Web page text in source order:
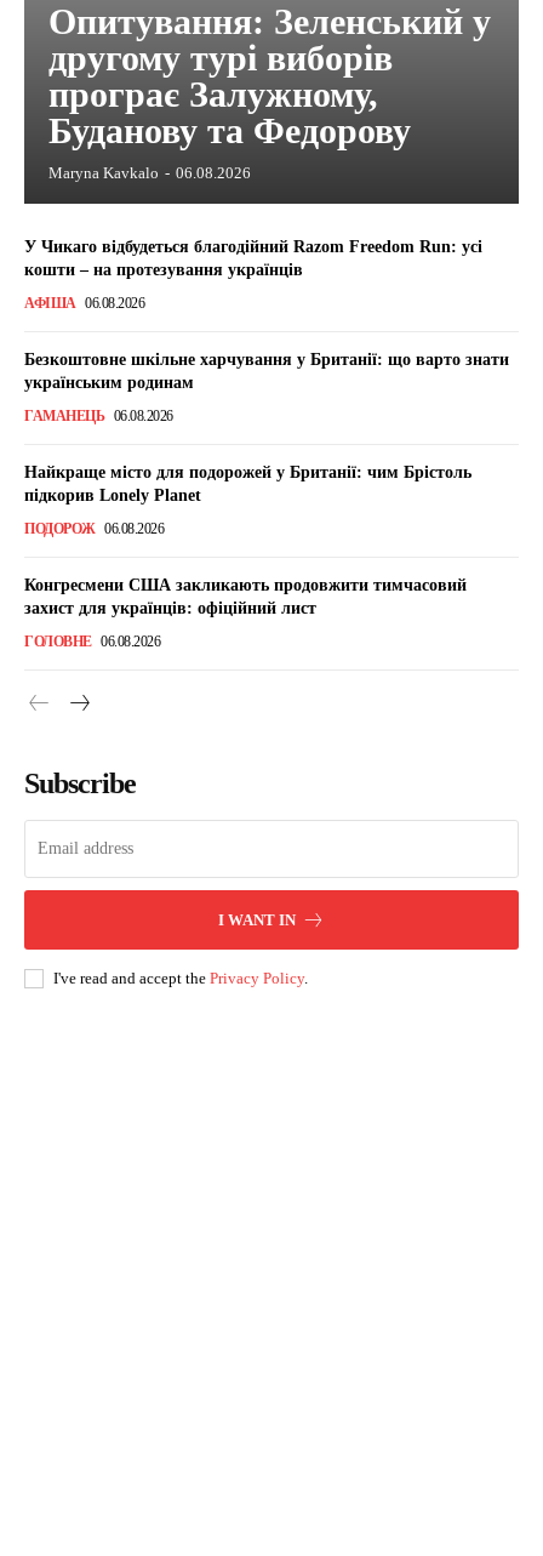
Опитування: Зеленський у
другому турі виборів
програє Залужному,
Буданову та Федорову
Maryna Kavkalo - 06.08.2026
У Чикаго відбудеться благодійний Razom Freedom Run: усі
кошти – на протезування українців
АФІША 06.08.2026
Безкоштовне шкільне харчування у Британії: що варто знати
українським родинам
ГАМАНЕЦЬ 06.08.2026
Найкраще місто для подорожей у Британії: чим Брістоль
підкорив Lonely Planet
ПОДОРОЖ 06.08.2026
Конгресмени США закликають продовжити тимчасовий
захист для українців: офіційний лист
ГОЛОВНЕ 06.08.2026
Subscribe
I WANT IN
I've read and accept the Privacy Policy.